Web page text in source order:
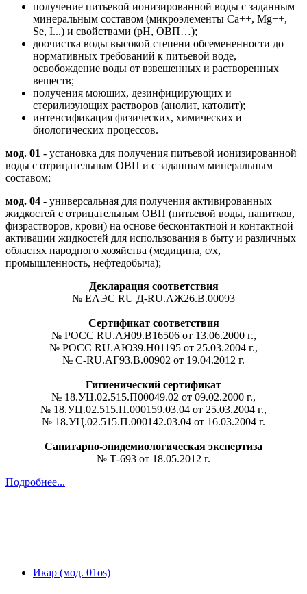
получение питьевой ионизированной воды с заданным
минеральным составом (микроэлементы Са++, Mg++,
Se, I...) и свойствами (рН, ОВП…);
доочистка воды высокой степени обсемененности до
нормативных требований к питьевой воде,
освобождение воды от взвешенных и растворенных
веществ;
получения моющих, дезинфицирующих и
стерилизующих растворов (анолит, католит);
интенсификация физических, химических и
биологических процессов.
мод. 01 - установка для получения питьевой ионизированной
воды с отрицательным ОВП и с заданным минеральным
составом;
мод. 04 - универсальная для получения активированных
жидкостей с отрицательным ОВП (питьевой воды, напитков,
физрастворов, крови) на основе бесконтактной и контактной
активации жидкостей для использования в быту и различных
областях народного хозяйства (медицина, с/х,
промышленность, нефтедобыча);
Декларация соответствия
№ ЕАЭС RU Д-RU.АЖ26.В.00093
Сертификат соответствия
№ РОСС RU.АЯ09.В16506 от 13.06.2000 г.,
№ РОСС RU.АЮ39.Н01195 от 25.03.2004 г.,
№ C-RU.АГ93.В.00902 от 19.04.2012 г.
Гигиенический сертификат
№ 18.УЦ.02.515.П00049.02 от 09.02.2000 г.,
№ 18.УЦ.02.515.П.000159.03.04 от 25.03.2004 г.,
№ 18.УЦ.02.515.П.000142.03.04 от 16.03.2004 г.
Санитарно-эпидемиологическая экспертиза
№ Т-693 от 18.05.2012 г.
Подробнее...
Икар (мод. 01os)